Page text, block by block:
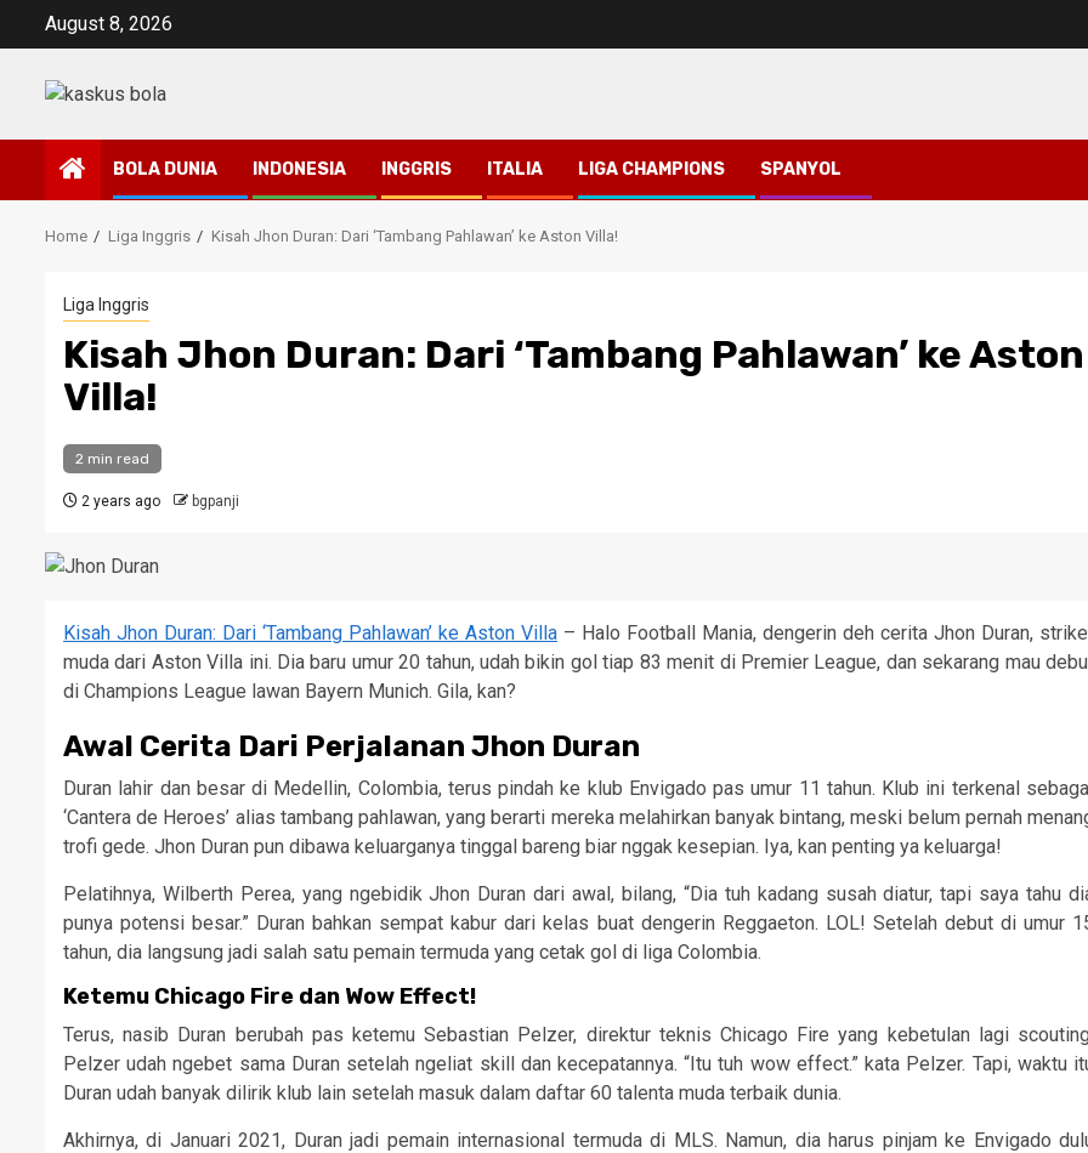
August 8, 2026
BOLA DUNIA INDONESIA INGGRIS ITALIA LIGA CHAMPIONS SPANYOL
Home Liga Inggris Kisah Jhon Duran: Dari ‘Tambang Pahlawan’ ke Aston Villa!
Liga Inggris
Kisah Jhon Duran: Dari ‘Tambang Pahlawan’ ke Aston
Villa!
2 min read
2 years ago bgpanji
Kisah Jhon Duran: Dari ‘Tambang Pahlawan’ ke Aston Villa – Halo Football Mania, dengerin deh cerita Jhon Duran,
muda dari Aston Villa ini. Dia baru umur 20 tahun, udah bikin gol tiap 83 menit di Premier League, dan sekarang mau
di Champions League lawan Bayern Munich. Gila, kan?
Awal Cerita Dari Perjalanan Jhon Duran
Duran lahir dan besar di Medellin, Colombia, terus pindah ke klub Envigado pas umur 11 tahun. Klub ini terkenal
‘Cantera de Heroes’ alias tambang pahlawan, yang berarti mereka melahirkan banyak bintang, meski belum pernah
trofi gede. Jhon Duran pun dibawa keluarganya tinggal bareng biar nggak kesepian. Iya, kan penting ya keluarga!
Pelatihnya, Wilberth Perea, yang ngebidik Jhon Duran dari awal, bilang, “Dia tuh kadang susah diatur, tapi saya tahu
punya potensi besar.” Duran bahkan sempat kabur dari kelas buat dengerin Reggaeton. LOL! Setelah debut di umur
tahun, dia langsung jadi salah satu pemain termuda yang cetak gol di liga Colombia.
Ketemu Chicago Fire dan Wow Effect!
Terus, nasib Duran berubah pas ketemu Sebastian Pelzer, direktur teknis Chicago Fire yang kebetulan lagi
Pelzer udah ngebet sama Duran setelah ngeliat skill dan kecepatannya. “Itu tuh wow effect.” kata Pelzer. Tapi, waktu
Duran udah banyak dilirik klub lain setelah masuk dalam daftar 60 talenta muda terbaik dunia.
Akhirnya, di Januari 2021, Duran jadi pemain internasional termuda di MLS. Namun, dia harus pinjam ke Envigado